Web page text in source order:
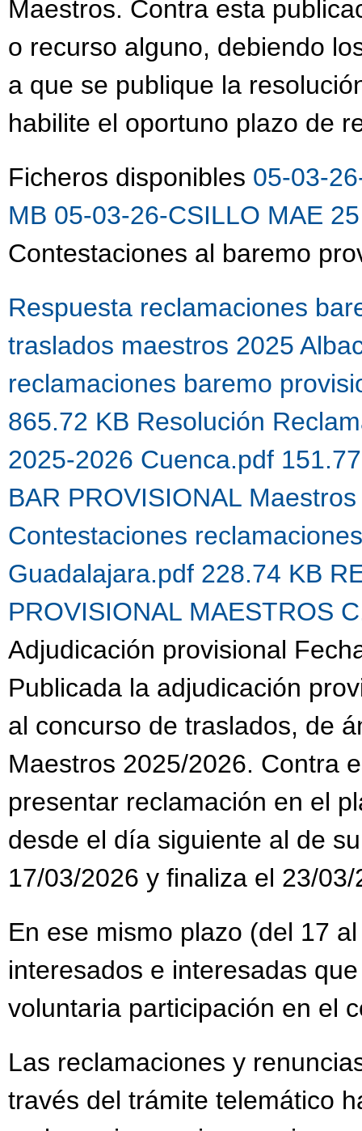
Maestros. Contra esta
o recurso alguno, debiendo
a que se publique la
habilite el oportuno plazo de
Ficheros disponibles 05-03-
MB 05-03-26-CSILLO MAE
Contestaciones al baremo
Respuesta reclamaciones
traslados maestros 2025
reclamaciones baremo
865.72 KB Resolución
2025-2026 Cuenca.pdf
BAR PROVISIONAL
Contestaciones
Guadalajara.pdf 228.74 KB
PROVISIONAL MAESTROS
Adjudicación provisional
Publicada la adjudicación
al concurso de traslados, de
Maestros 2025/2026. Contra
presentar reclamación en el
desde el día siguiente al de
17/03/2026 y finaliza el 23/
En ese mismo plazo (del 17
interesados e interesadas
voluntaria participación en el
Las reclamaciones y
través del trámite telemático